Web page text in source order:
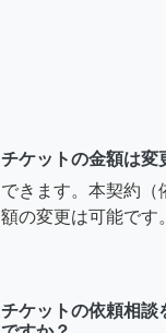
チケットの金額は変
できます。本契約（
額の変更は可能です。
チケットの依頼相談